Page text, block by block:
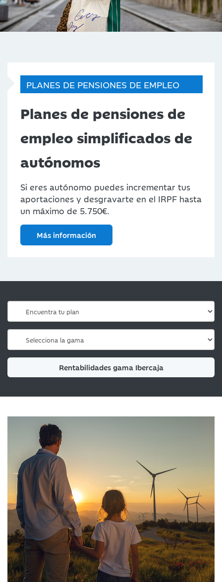
PLANES DE PENSIONES DE EMPLEO
Planes de pensiones de
empleo simplificados de
autónomos
Si eres autónomo puedes incrementar tus
aportaciones y desgravarte en el IRPF hasta
un máximo de 5.750€.
Más información
Rentabilidades gama Ibercaja